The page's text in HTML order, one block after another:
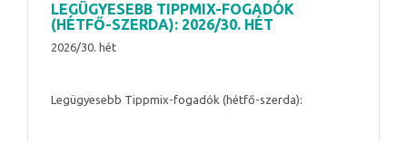
LEGÜGYESEBB TIPPMIX-FOGADÓK
(HÉTFŐ-SZERDA): 2026/30. HÉT
2026/30. hét
Legügyesebb Tippmix-fogadók (hétfő-szerda):